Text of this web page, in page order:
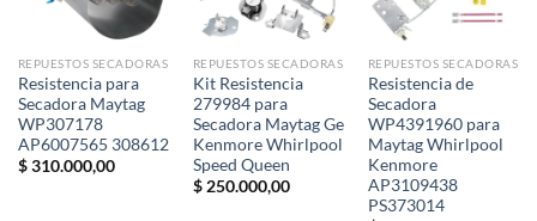
REPUESTOS SECADORAS
Resistencia para
Secadora Maytag
WP307178
AP6007565 308612
$310.000,00
REPUESTOS SECADORAS
Kit Resistencia
279984 para
Secadora Maytag Ge
Kenmore Whirlpool
Speed Queen
$250.000,00
REPUESTOS SECADORAS
Resistencia de
Secadora
WP4391960 para
Maytag Whirlpool
Kenmore
AP3109438
PS373014